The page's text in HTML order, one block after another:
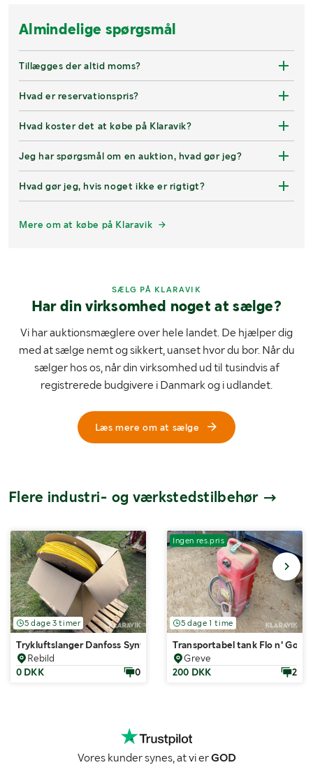
Almindelige spørgsmål
Tillægges der altid moms?
Hvad er reservationspris?
Hvad koster det at købe på Klaravik?
Jeg har spørgsmål om en auktion, hvad gør jeg?
Hvad gør jeg, hvis noget ikke er rigtigt?
Mere om at købe på Klaravik
SÆLG PÅ KLARAVIK
Har din virksomhed noget at sælge?
Vi har auktionsmæglere over hele landet. De hjælper dig
med at sælge nemt og sikkert, uanset hvor du bor. Når du
sælger hos os, når din virksomhed ud til tusindvis af
registrerede budgivere i Danmark og i udlandet.
Læs mere om at sælge
Flere industri- og værkstedstilbehør
5 dage 3 timer
Trykluftslanger Danfoss Synflex Eclipse 3270-061 - 3/8" 6 ruller
Rebild
0 DKK
0
Ingen res.pris
5 dage 1 time
Transportabel tank Flo n’ Go
Greve
200 DKK
2
Vores kunder synes, at vi erGOD